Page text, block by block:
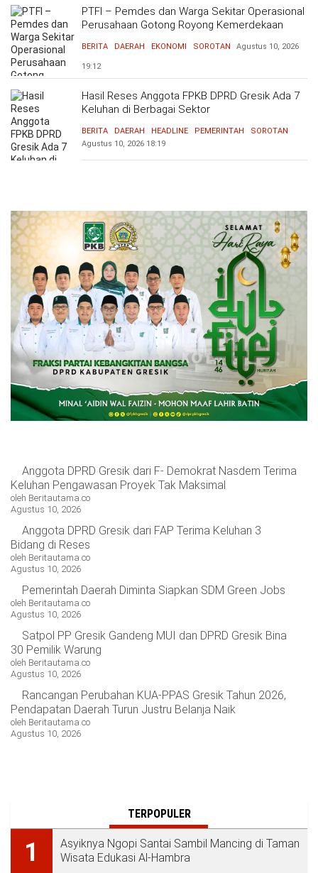
PTFI – Pemdes dan Warga Sekitar Operasional
Perusahaan Gotong Royong Kemerdekaan
BERITA DAERAH EKONOMI SOROTAN Agustus 10, 2026
19:12
Hasil Reses Anggota FPKB DPRD Gresik Ada 7
Keluhan di Berbagai Sektor
BERITA DAERAH HEADLINE PEMERINTAH
SOROTAN
Agustus 10, 2026 18:19
Anggota DPRD Gresik dari F- Demokrat Nasdem Terima
Keluhan Pengawasan Proyek Tak Maksimal
oleh Beritautama.co
Agustus 10, 2026
Anggota DPRD Gresik dari FAP Terima Keluhan 3
Bidang di Reses
oleh Beritautama.co
Agustus 10, 2026
Pemerintah Daerah Diminta Siapkan SDM Green Jobs
oleh Beritautama.co
Agustus 10, 2026
Satpol PP Gresik Gandeng MUI dan DPRD Gresik Bina
30 Pemilik Warung
oleh Beritautama.co
Agustus 10, 2026
Rancangan Perubahan KUA-PPAS Gresik Tahun 2026,
Pendapatan Daerah Turun Justru Belanja Naik
oleh Beritautama.co
Agustus 10, 2026
TERPOPULER
1
Asyiknya Ngopi Santai Sambil Mancing di Taman
Wisata Edukasi Al-Hambra